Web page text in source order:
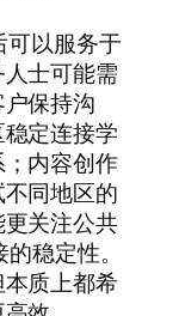
可以服务于
士可能需
保持沟
定连接学
内容创作
同地区的
关注公共
稳定性。
质上都希